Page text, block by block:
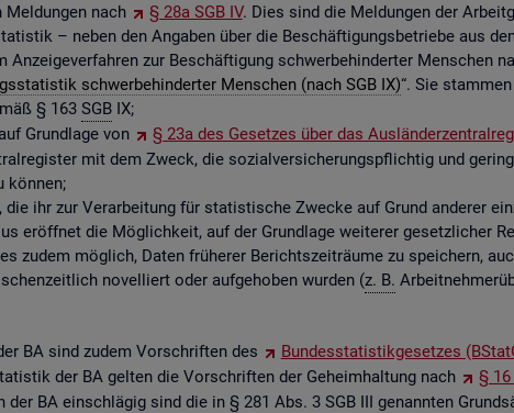
Mel­dun­gen nach
§ 28a SGB IV. Dies sind die Mel­dun­gen der
– neben den An­ga­ben über die Be­schäf­ti­gungs­be­trie­be aus
An­zei­ge­ver­fah­ren zur Be­schäf­ti­gung schwer­be­hin­der­ter Men­schen
schwer­be­hin­der­ter Men­schen (nach SGB IX)“. Sie
§ 163 SGBIX;
Grund­la­ge von
§ 23a des Ge­set­zes über das
mit dem Zweck, die so­zi­al­ver­si­che­rungs­pflich­tig und
kön­nen;
die ihr zur Ver­ar­bei­tung für sta­tis­ti­sche Zwe­cke auf Grund an­de­rer
er­öff­net die Mög­lich­keit, auf der Grund­la­ge wei­te­rer ge­setz­li­cher
zudem mög­lich, Daten frü­he­rer Be­richts­zeit­räu­me zu spei­chern,
no­vel­liert oder auf­ge­ho­ben wur­den (z. B.
BA sind zudem Vor­schrif­ten des Bun­des­sta­tis­tik­ge­set­zes
der BA gel­ten die Vor­schrif­ten der Ge­heim­hal­tung nach § 16
der BA ein­schlä­gig sind die in § 281 Abs. 3 SGB III ge­nann­ten